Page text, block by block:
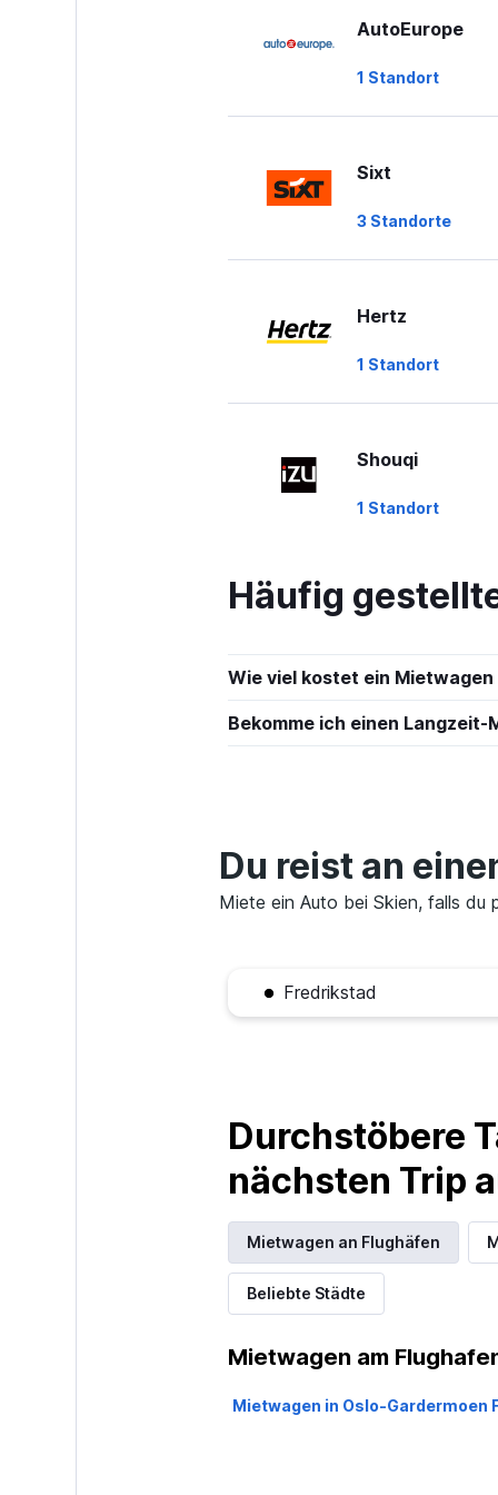
AutoEurope
1 Standort
Sixt
3 Standorte
Hertz
1 Standort
Shouqi
1 Standort
keddy by
2 Standorte
Sunnycars
Häufig
Wie viel kostet ein
Bekomme ich einen Langzeit-
Du reist an
Miete ein Auto bei Skien, falls du
Fredrikstad
Durchstöbere
nächsten Trip
Mietwagen an Flughäfen
Beliebte Städte
Mietwagen am
Mietwagen in Oslo-Gardermoen